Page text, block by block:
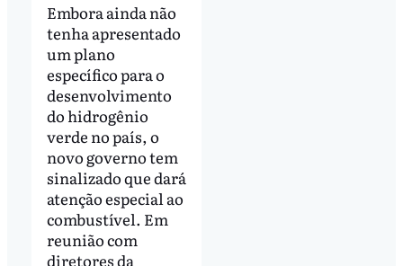
Embora ainda não
tenha apresentado
um plano
específico para o
desenvolvimento
do hidrogênio
verde no país, o
novo governo tem
sinalizado que dará
atenção especial ao
combustível. Em
reunião com
diretores da